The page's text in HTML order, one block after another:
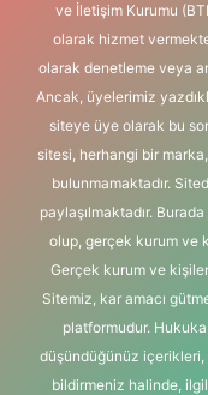
ve İletişim Kurumu
olarak hizmet
olarak denetleme veya
Ancak, üyelerimiz
siteye üye olarak bu
sitesi, herhangi bir
bulunmamaktadır.
paylaşılmaktadır.
olup, gerçek kurum ve
Gerçek kurum ve
Sitemiz, kar amacı
platformudur.
düşündüğünüz içerikleri,
bildirmeniz halinde,